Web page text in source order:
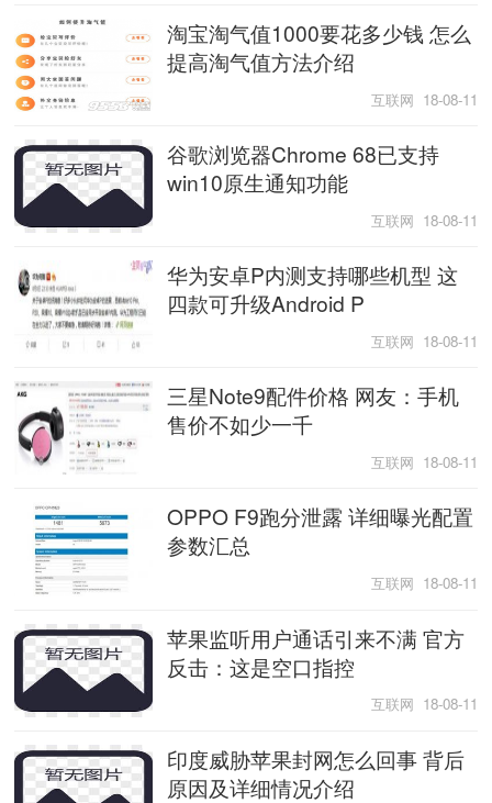
淘宝淘气值1000要花多少钱 怎么
提高淘气值方法介绍
互联网 18-08-11
谷歌浏览器Chrome 68已支持
win10原生通知功能
互联网 18-08-11
华为安卓P内测支持哪些机型 这
四款可升级Android P
互联网 18-08-11
三星Note9配件价格 网友：手机
售价不如少一千
互联网 18-08-11
OPPO F9跑分泄露 详细曝光配置
参数汇总
互联网 18-08-11
苹果监听用户通话引来不满 官方
反击：这是空口指控
互联网 18-08-11
印度威胁苹果封网怎么回事 背后
原因及详细情况介绍